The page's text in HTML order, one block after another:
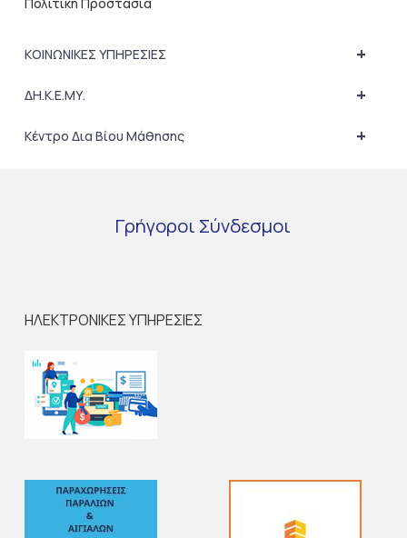
+
ΚΟΙΝΩΝΙΚΕΣ ΥΠΗΡΕΣΙΕΣ
+
ΔΗ.Κ.Ε.ΜΥ.
+
Κέντρο Δια Βίου Μάθησης
Γρήγοροι Σύνδεσμοι
ΗΛΕΚΤΡΟΝΙΚΕΣ ΥΠΗΡΕΣΙΕΣ